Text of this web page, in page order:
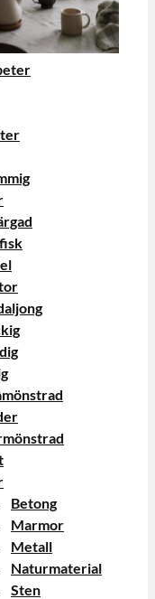
Betong
Marmor
Metall
Naturmaterial
Sten